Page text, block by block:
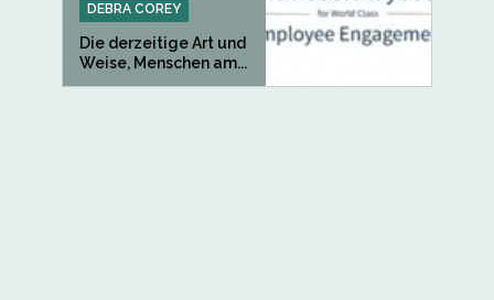
DEBRA COREY
Die derzeitige Art und
Weise, Menschen am...